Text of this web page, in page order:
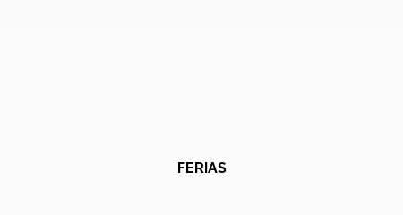
FERIAS